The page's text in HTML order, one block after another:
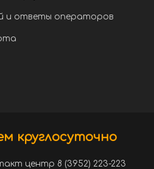
и ответы операторов
круглосуточно
центр 8 (3952) 223-223